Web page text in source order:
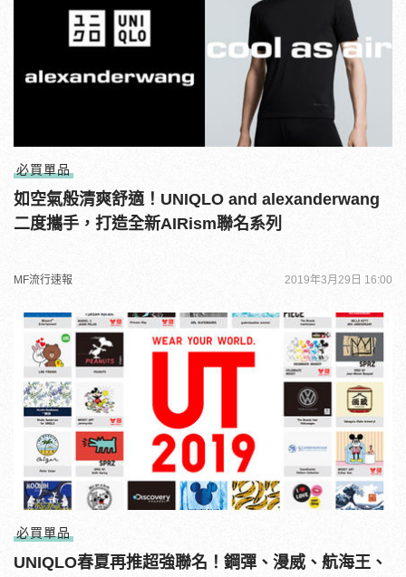
必買單品
如空氣般清爽舒適！UNIQLO and alexanderwang
二度攜手，打造全新AIRism聯名系列
MF流行速報 2019年3月29日 16:00
必買單品
UNIQLO春夏再推超強聯名！鋼彈、漫威、航海王、